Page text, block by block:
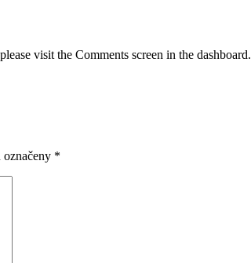
visit the Comments screen in the dashboard.
označeny *